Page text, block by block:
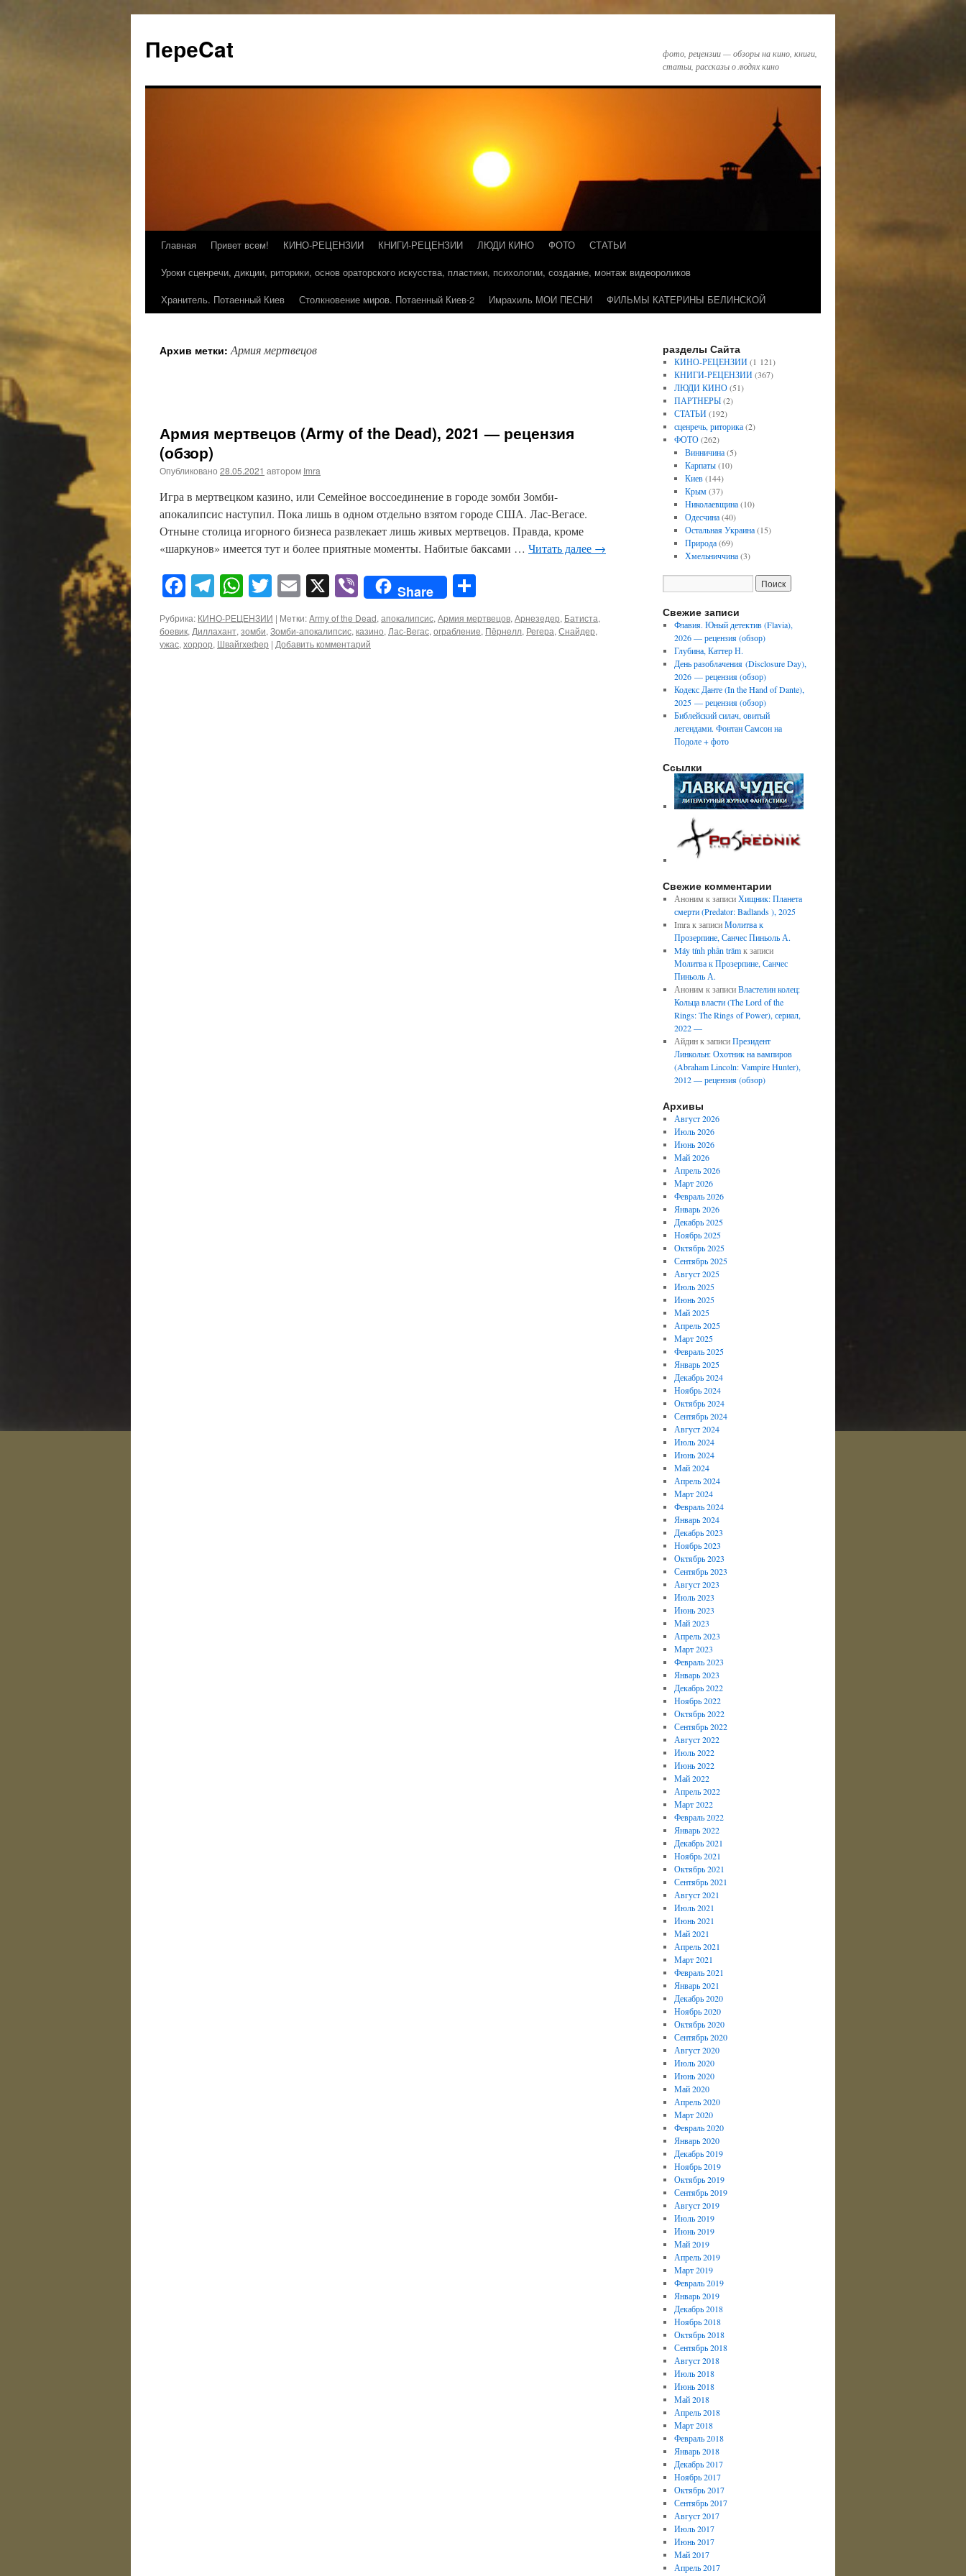
ПереCat
фото, рецензии — обзоры на кино, книги,
статьи, рассказы о людях кино
Главная Привет всем! КИНО-РЕЦЕНЗИИ КНИГИ-РЕЦЕНЗИИ ЛЮДИ КИНО ФОТО
СТАТЬИ
Уроки сценречи, дикции, риторики, основ ораторского искусства, пластики, психологии, создание, монтаж видеороликов
Хранитель. Потаенный Киев
Столкновение миров. Потаенный Киев-2 Имрахиль МОИ ПЕСНИ ФИЛЬМЫ КАТЕРИНЫ БЕЛИНСКОЙ
Архив метки:Армия мертвецов
Армия мертвецов (Army of the Dead), 2021 — рецензия
(обзор)
Опубликовано 28.05.2021 автором Imra
Игра в мертвецком казино, или Семейное воссоединение в городе зомби Зомби-
апокалипсис наступил. Пока лишь в одном отдельно взятом городе США. Лас-Вегасе.
Отныне столица игорного бизнеса развлекает лишь живых мертвецов. Правда, кроме
«шаркунов» имеется тут и более приятные моменты. Набитые баксами … Читать далее →
Facebook
Telegram
WhatsApp
Twitter
Email
X ViberShare
Рубрика: КИНО-РЕЦЕНЗИИ | Метки:Army of the Dead,апокалипсис,Армия мертвецов,Арнезедер, Батиста,
боевик,Диллахант,зомби,Зомби-апокалипсис,казино,Лас-Вегас,ограбление, Пёрнелл, Регера,Снайдер,
ужас,хоррор, Швайгхефер | Добавить комментарий
разделы Сайта
КИНО-РЕЦЕНЗИИ(1 121)
КНИГИ-РЕЦЕНЗИИ(367)
ЛЮДИ КИНО(51)
ПАРТНЕРЫ(2)
СТАТЬИ(192)
сценречь, риторика(2)
ФОТО(262)
Винничина(5)
Карпаты(10)
Киев(144)
Крым(37)
Николаевщина(10)
Одесчина(40)
Остальная Украина(15)
Природа(69)
Хмельниччина(3)
Свежие записи
Флавия. Юный детектив (Flavia),
2026 — рецензия (обзор)
Глубина, Каттер Н.
День разоблачения (Disclosure Day),
2026 — рецензия (обзор)
Кодекс Данте (In the Hand of Dante),
2025 — рецензия (обзор)
Библейский силач, овитый
легендами. Фонтан Самсон на
Подоле + фото
Ссылки
Свежие комментарии
Аноним к записиХищник: Планета
смерти (Predator: Badlands ), 2025
Imraк записиМолитва к
Прозерпине, Санчес Пиньоль А.
Máy tính phần trămк записи
Молитва к Прозерпине, Санчес
Пиньоль А.
Аноним к записиВластелин колец:
Кольца власти (The Lord of the
Rings: The Rings of Power), сериал,
2022 —
Айдинк записиПрезидент
Линкольн: Охотник на вампиров
(Abraham Lincoln: Vampire Hunter),
2012 — рецензия (обзор)
Архивы
Август 2026
Июль 2026
Июнь 2026
Май 2026
Апрель 2026
Март 2026
Февраль 2026
Январь 2026
Декабрь 2025
Ноябрь 2025
Октябрь 2025
Сентябрь 2025
Август 2025
Июль 2025
Июнь 2025
Май 2025
Апрель 2025
Март 2025
Февраль 2025
Январь 2025
Декабрь 2024
Ноябрь 2024
Октябрь 2024
Сентябрь 2024
Август 2024
Июль 2024
Июнь 2024
Май 2024
Апрель 2024
Март 2024
Февраль 2024
Январь 2024
Декабрь 2023
Ноябрь 2023
Октябрь 2023
Сентябрь 2023
Август 2023
Июль 2023
Июнь 2023
Май 2023
Апрель 2023
Март 2023
Февраль 2023
Январь 2023
Декабрь 2022
Ноябрь 2022
Октябрь 2022
Сентябрь 2022
Август 2022
Июль 2022
Июнь 2022
Май 2022
Апрель 2022
Март 2022
Февраль 2022
Январь 2022
Декабрь 2021
Ноябрь 2021
Октябрь 2021
Сентябрь 2021
Август 2021
Июль 2021
Июнь 2021
Май 2021
Апрель 2021
Март 2021
Февраль 2021
Январь 2021
Декабрь 2020
Ноябрь 2020
Октябрь 2020
Сентябрь 2020
Август 2020
Июль 2020
Июнь 2020
Май 2020
Апрель 2020
Март 2020
Февраль 2020
Январь 2020
Декабрь 2019
Ноябрь 2019
Октябрь 2019
Сентябрь 2019
Август 2019
Июль 2019
Июнь 2019
Май 2019
Апрель 2019
Март 2019
Февраль 2019
Январь 2019
Декабрь 2018
Ноябрь 2018
Октябрь 2018
Сентябрь 2018
Август 2018
Июль 2018
Июнь 2018
Май 2018
Апрель 2018
Март 2018
Февраль 2018
Январь 2018
Декабрь 2017
Ноябрь 2017
Октябрь 2017
Сентябрь 2017
Август 2017
Июль 2017
Июнь 2017
Май 2017
Апрель 2017